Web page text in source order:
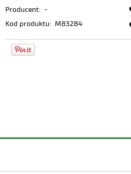
Producent: -
Kod produktu: M83284